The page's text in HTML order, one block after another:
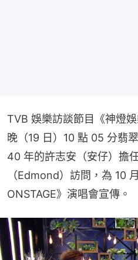
TVB 娛樂訪談節目《神燈
晚（19 日）10 點 05 分翡
40 年的許志安（安仔）擔
（Edmond）訪問，為 10
ONSTAGE》演唱會宣傳。